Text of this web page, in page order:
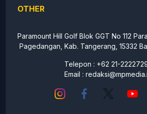
OTHER
Paramount Hill Golf Blok GGT No 112
Pagedangan, Kab. Tangerang, 15332
Telepon : +62 21-
Email :